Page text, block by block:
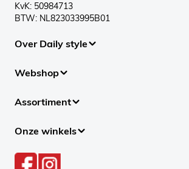
KvK: 50984713
BTW: NL823033995B01
Over Daily style
Webshop
Assortiment
Onze winkels